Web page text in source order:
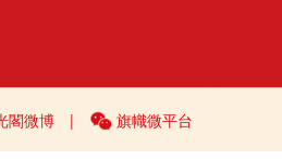
閣微博 | 旗幟微平台